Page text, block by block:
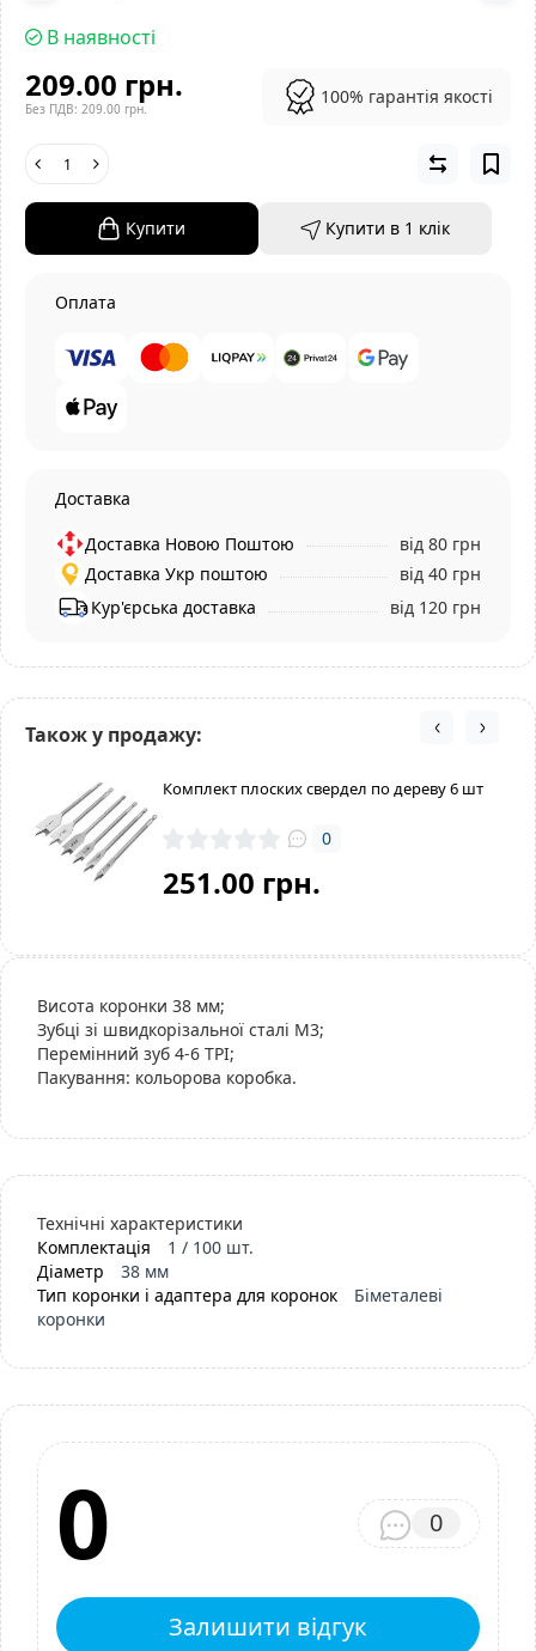
В наявності
209.00 грн.
Без ПДВ: 209.00 грн.
100% гарантія якості
Купити Купити в 1 клiк
Оплата
Доставка
Доставка Новою Поштою
від 80 грн
Доставка Укр поштою
від 40 грн
Кур'єрська доставка
від 120 грн
Також у продажу:
Комплект плоских свердел по дереву 6 шт
0
251.00 грн.
Висота коронки 38 мм;
Зубці зі швидкорізальної сталі М3;
Перемінний зуб 4-6 ТРІ;
Пакування: кольорова коробка.
Технічні характеристики
Комплектація
1 / 100 шт.
Діаметр
38 мм
Тип коронки і адаптера для коронок
Біметалеві
коронки
0 0
Залишити відгук